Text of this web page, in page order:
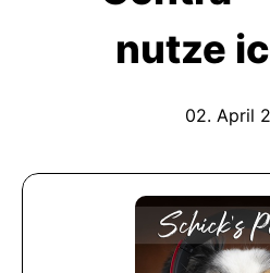
nutze
02. April